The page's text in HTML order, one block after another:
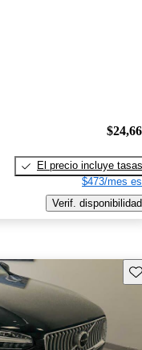
El precio incluye tasas
$473/mes
Verif. disponibilidad